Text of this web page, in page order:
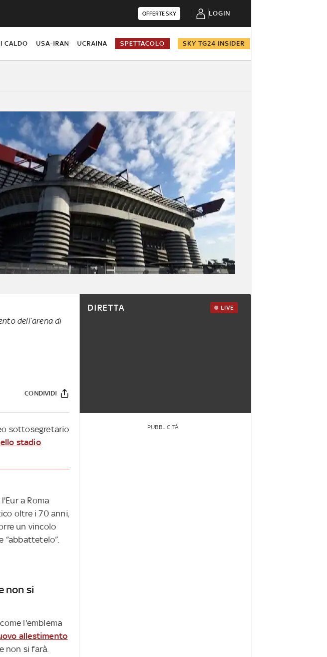
OFFERTE SKY LOGIN
CALDO USA-IRAN UCRAINA SPETTACOLO SKY TG24 INSIDER
dell’arena di
CONDIVIDI
sottosegretario
stadio.
a Roma
oltre i 70 anni,
un vincolo
“abbattetelo”.
non si
l'emblema
allestimento
non si farà.
DIRETTA LIVE
PUBBLICITÀ